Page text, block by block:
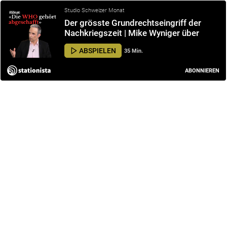
Studio Schweizer Monat
Der grösste Grundrechtseingriff der
Nachkriegszeit | Mike Wyniger über
seine neue Corona-Doku
ABSPIELEN 35 Min.
ABONNIEREN